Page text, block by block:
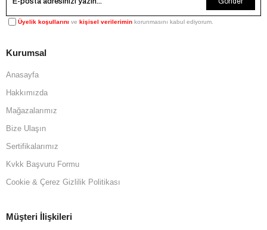
Üyelik koşullarını ve kişisel verilerimin korunmasını kabul ediyorum.
Kurumsal
Anasayfa
Hakkımızda
Mağazalarımız
Bize Ulaşın
Sertifikalarımız
Kvkk Başvuru Formu
Cookie & Çerez Gizlilik Politikası
Müşteri İlişkileri